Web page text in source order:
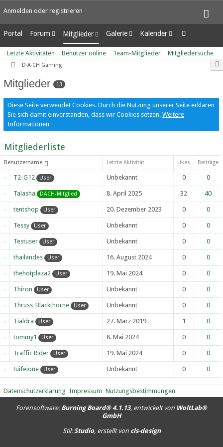
Anmelden oder registrieren
Portal Forum
Unerledigte Themen
Mitglieder
Letzte Aktivitäten
Benutzer online
Mitgliedersuche
Galerie
Alben
Bilder
Kalender
Wochenansicht
Tagesansicht
Letzte Aktivitäten Benutzer online Team-Mitglieder Mitgliedersuche
D·A·CH Gaming
Mitglieder 13
Diese Seite verwendet Cookies. Durch die Nutzung unserer Seite erklären
Sie sich damit einverstanden, dass wir Cookies setzen. Weitere
Informationen
Mitgliederliste
Benutzername Letzte Aktivität Likes Beiträge
T2-G12 User Unbekannt 0 0
Talasha DACH-Mitglied 8. April 2025 32 40
tentshop User 20. Dezember 2023 0 0
Tessy User Unbekannt 0 0
Testuser User Unbekannt 0 0
thailandes User 16. August 2024 0 0
thehotplaza2 User 19. Mai 2024 0 0
Thiron User Unbekannt 0 0
Thruss_Blackthorne User Unbekannt 0 0
Tialdra User 27. März 2019 1 0
tommy1 User 8. Mai 2024 0 0
Traffic Rider User 19. Mai 2024 0 0
tuifeione User Unbekannt 0 0
Datenschutzerklärung Impressum Nutzungsbestimmungen
Forensoftware: Burning Board® 4.1.13, entwickelt von WoltLab®
GmbH
Stil:Studio, erstellt von cls-design